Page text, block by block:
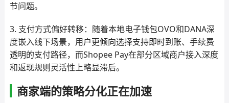
节问题。
3. 支付方式偏好转移：随着本地电子钱包OVO和DANA深
度嵌入线下场景，用户更倾向选择支持即时到账、手续费
透明的支付路径，而Shopee Pay在部分区域商户接入深度
和返现规则灵活性上略显滞后。
商家端的策略分化正在加速